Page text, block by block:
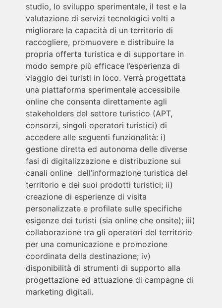
studio, lo sviluppo sperimentale, il test e la
valutazione di servizi tecnologici volti a
migliorare la capacità di un territorio di
raccogliere, promuovere e distribuire la
propria offerta turistica e di supportare in
modo sempre più efficace l’esperienza di
viaggio dei turisti in loco. Verrà progettata
una piattaforma sperimentale accessibile
online che consenta direttamente agli
stakeholders del settore turistico (APT,
consorzi, singoli operatori turistici) di
accedere alle seguenti funzionalità: i)
gestione diretta ed autonoma delle diverse
fasi di digitalizzazione e distribuzione sui
canali online dell’informazione turistica del
territorio e dei suoi prodotti turistici; ii)
creazione di esperienze di visita
personalizzate e profilate sulle specifiche
esigenze dei turisti (sia online che onsite); iii)
collaborazione tra gli operatori del territorio
per una comunicazione e promozione
coordinata della destinazione; iv)
disponibilità di strumenti di supporto alla
progettazione ed attuazione di campagne di
marketing digitali.